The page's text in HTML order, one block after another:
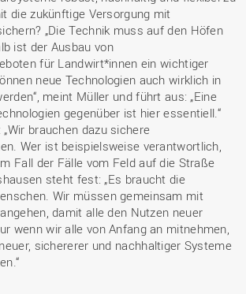
die zukünftige Versorgung mit
„Die Technik muss auf den Höfen
ist der Ausbau von
für Landwirt*innen ein wichtiger
neue Technologien auch wirklich in
meint Müller und führt aus: „Eine
gegenüber ist hier essentiell.“
brauchen dazu sichere
Wer ist beispielsweise verantwortlich,
Fall der Fälle vom Feld auf die Straße
steht fest: „Es braucht die
Wir müssen gemeinsam mit
damit alle den Nutzen neuer
wenn wir alle von Anfang an mitnehmen,
sichererer und nachhaltiger Systeme